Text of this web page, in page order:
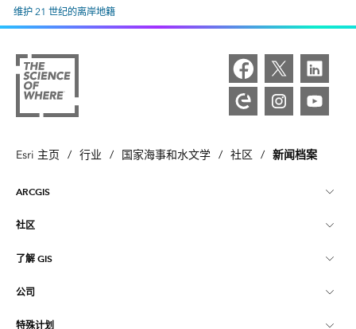
维护 21 世纪的离岸地籍
Esri 主页 / 行业 / 国家海事和水文学 / 社区 / 新闻档案
ARCGIS
ArcGIS 概览
制图
社区
Esri 社区
ArcGIS 博客
了解 GIS
什么是 GIS？
公司
特殊计划